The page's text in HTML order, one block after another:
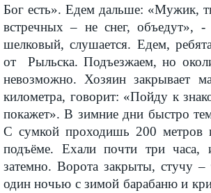
Бог есть». Едем дальше: «Мужик,
встречных – не снег, объедут»,
шелковый, слушается. Едем,
от Рыльска. Подъезжаем, но
невозможно. Хозяин закрывает
километра, говорит: «Пойду к
покажет». В зимние дни быстро
С сумкой проходишь 200 метров
подъёме. Ехали почти три
затемно. Ворота закрыты, стучу
один ночью с зимой барабаню и